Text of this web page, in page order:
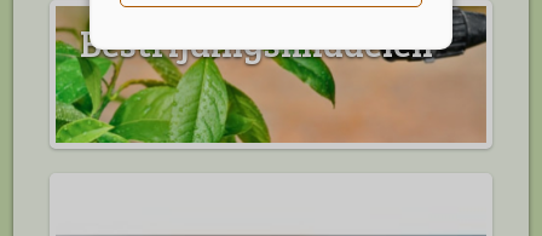
Bestrijdingsmiddelen